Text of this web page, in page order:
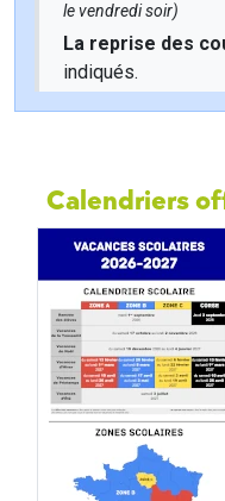
le vendredi soir)
La reprise des
indiqués.
Calendriers